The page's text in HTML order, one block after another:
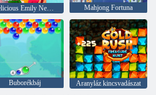
Delicious Emily New Beginning Mahjong Fortuna
Buborékbáj
Aranyláz kincsvadászat